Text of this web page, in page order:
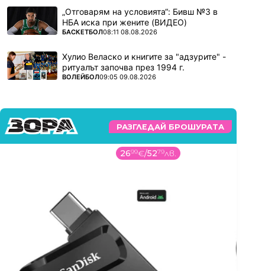
„Отговарям на условията“: Бивш №3 в
НБА иска при жените (ВИДЕО)
ПОВЕЧЕ ОТ
БАСКЕТБОЛ08:11 08.08.2026
Хулио Веласко и книгите за "адзурите" -
ритуалът започва през 1994 г.
ПОВЕЧЕ ОТ
ВОЛЕЙБОЛ09:05 09.08.2026
РАЗГЛЕДАЙ БРОШУРАТА
2699€/5279лв.